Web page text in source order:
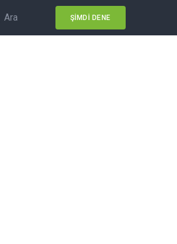
Ara ŞIMDI DENE